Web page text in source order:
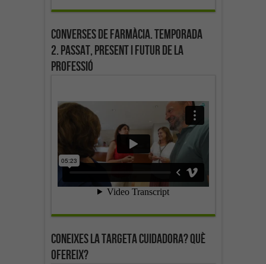
Converses de farmàcia. Temporada
2. Passat, present i futur de la
professió
Coneixes la targeta cuidadora? Què
ofereix?